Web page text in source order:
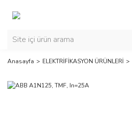
Anasayfa ELEKTRİFİKASYON ÜRÜNLERİ